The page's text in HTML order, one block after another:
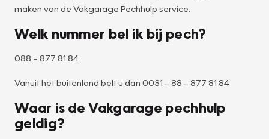
maken van de Vakgarage Pechhulp service.
Welk nummer bel ik bij pech?
088 – 877 81 84
Vanuit het buitenland belt u dan 0031 – 88 – 877 81 84
Waar is de Vakgarage pechhulp
geldig?